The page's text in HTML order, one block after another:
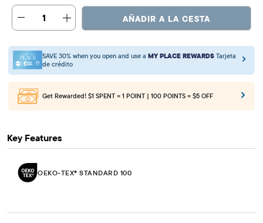
1 AÑADIR A LA CESTA
SAVE 30% when you open and use a MY PLACE REWARDS Tarjeta
de crédito
Get Rewarded! $1 SPENT = 1 POINT | 100 POINTS = $5 OFF
Key Features
OEKO-TEX® STANDARD 100